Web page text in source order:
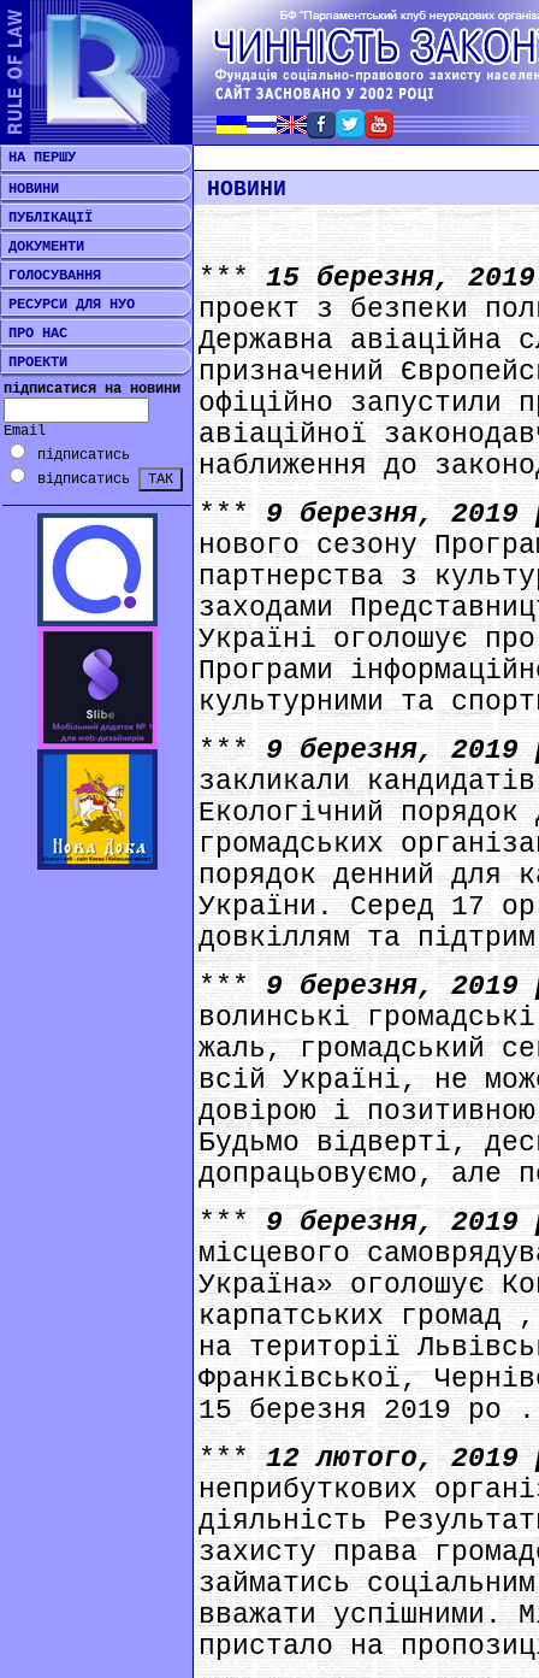
НА ПЕРШУ
НОВИНИ
ПУБЛІКАЦІЇ
ДОКУМЕНТИ
ГОЛОСУВАННЯ
РЕСУРСИ ДЛЯ НУО
ПРО НАС
ПРОЕКТИ
підписатися на новини
Email
підписатись
відписатись
НОВИНИ
***15 березня,
проект з безпеки
Державна авіаційна
призначений
офіційно запустили
авіаційної
наближення до
***9 березня,
нового сезону
партнерства з
заходами
Україні оголошує
Програми
культурними та
***9 березня,
закликали
Екологічний порядок
громадських
порядок денний для
України. Серед 17
довкіллям та
***9 березня,
волинські
жаль, громадський
всій Україні, не
довірою і
Будьмо відверті,
допрацьовуємо, але
***9 березня,
місцевого
Україна» оголошує
карпатських громад
на території
Франківської,
15 березня 2019 ро
***12 лютого,
неприбуткових
діяльність
захисту права
займатись
вважати успішними.
пристало на